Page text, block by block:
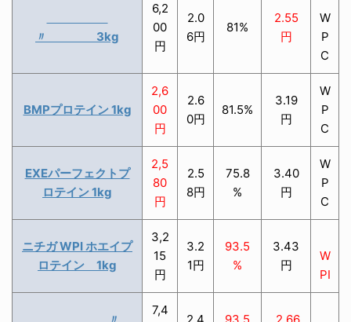
〃 3kg
6,2
00
円
2.0
6円
81%
2.55
円
W
P
C
BMPプロテイン 1kg
2,6
00
円
2.6
0円
81.5%
3.19
円
W
P
C
EXEパーフェクトプ
ロテイン 1kg
2,5
80
円
2.5
8円
75.8
%
3.40
円
W
P
C
ニチガ WPI ホエイプ
ロテイン 1kg
3,2
15
円
3.2
1円
93.5
%
3.43
円
W
PI
7,4